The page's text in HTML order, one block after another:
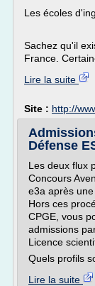
Les écoles
Sachez qu'il
France.
Lire la suite
Site : http://
Défense
Les deux flux
Concours
e3a après
Hors ces
CPGE, vous
admissions
Licence
Quels profils
Lire la suite